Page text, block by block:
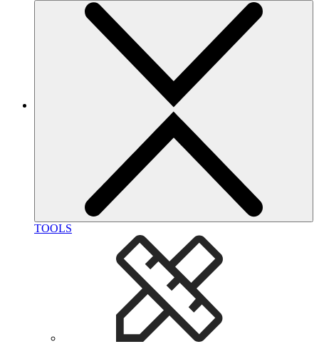
TOOLS